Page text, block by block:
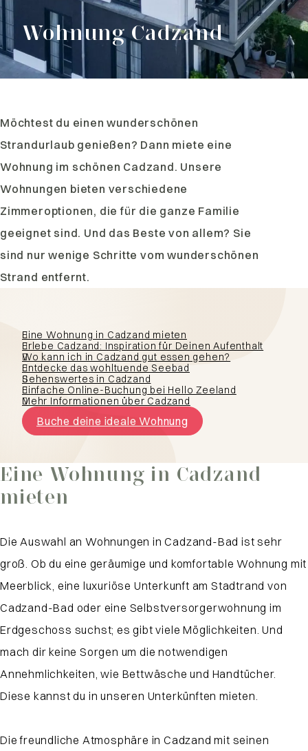
Wohnung Cadzand
Eine Wohnung in Cadzand mieten
Erlebe Cadzand: Inspiration für Deinen Aufenthalt
Wo kann ich in Cadzand gut essen gehen?
Entdecke das wohltuende Seebad
Sehenswertes in Cadzand
Einfache Online-Buchung bei Hello Zeeland
Mehr Informationen über Cadzand
Buche deine ideale Wohnung
Möchtest du einen wunderschönen
Strandurlaub genießen? Dann miete eine
Wohnung im schönen Cadzand. Unsere
Wohnungen bieten verschiedene
Zimmeroptionen, die für die ganze Familie
geeignet sind. Und das Beste von allem? Sie
sind nur wenige Schritte vom wunderschönen
Strand entfernt.
Eine Wohnung in Cadzand
mieten
Die Auswahl an Wohnungen in Cadzand-Bad ist sehr
groß. Ob du eine geräumige und komfortable Wohnung mit
Meerblick, eine luxuriöse Unterkunft am Stadtrand von
Cadzand-Bad oder eine Selbstversorgerwohnung im
Erdgeschoss suchst; es gibt viele Möglichkeiten. Und
mach dir keine Sorgen um die notwendigen
Annehmlichkeiten, wie Bettwäsche und Handtücher.
Diese kannst du in unseren Unterkünften mieten.
Die freundliche Atmosphäre in Cadzand mit seinen